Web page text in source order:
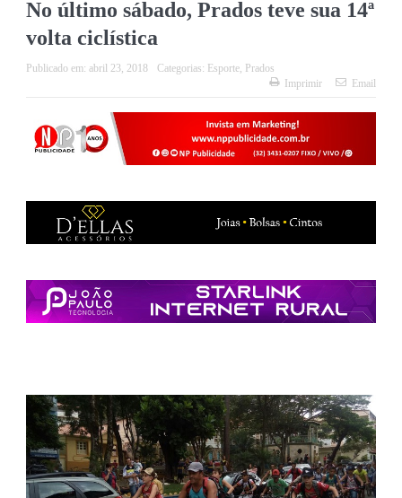
No último sábado, Prados teve sua 14ª
volta ciclística
Publicado em: abril 23, 2018 Categorias: Esporte, Prados
Imprimir
Email